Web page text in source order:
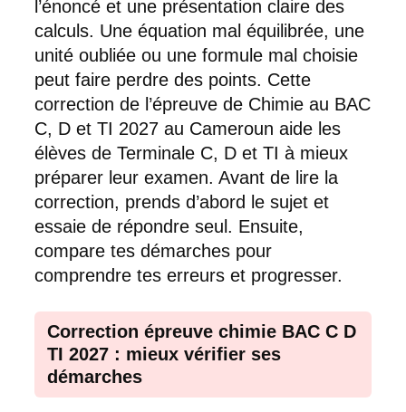
l’énoncé et une présentation claire des
calculs. Une équation mal équilibrée, une
unité oubliée ou une formule mal choisie
peut faire perdre des points. Cette
correction de l’épreuve de Chimie au BAC
C, D et TI 2027 au Cameroun aide les
élèves de Terminale C, D et TI à mieux
préparer leur examen. Avant de lire la
correction, prends d’abord le sujet et
essaie de répondre seul. Ensuite,
compare tes démarches pour
comprendre tes erreurs et progresser.
Correction épreuve chimie BAC C D
TI 2027 : mieux vérifier ses
démarches